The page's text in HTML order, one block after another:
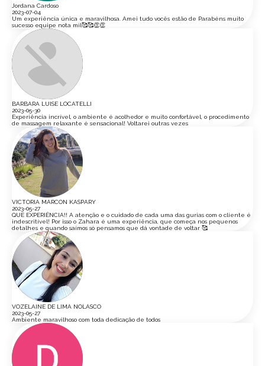
Jordana Cardoso
2023-07-04
Um experiência única e maravilhosa. Amei tudo vocês estão de Parabéns muito
sucesso equipe nota mil🥰🥰👏👏
BARBARA LUISE LOCATELLI
2023-05-30
Experiência incrível, o ambiente é acolhedor e muito confortável, o procedimento
de massagem relaxante é sensacional! Voltarei outras vezes
VICTORIA MARCON KASPARY
2023-05-27
QUE EXPERIÊNCIA!! A atenção e o cuidado de cada uma das gurias com o cliente é
indescritível! Por isso o Zahara é uma experiência, que começa nos pequenos
detalhes e quando saímos só pensamos que dá vontade de voltar 🥰
VOZELAINE DE LIMA NOLASCO
2023-05-27
Ambiente maravilhoso com toda dedicação de todos